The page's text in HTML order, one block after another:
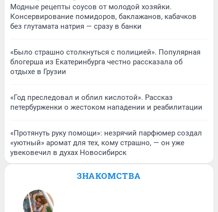
Модные рецепты соусов от молодой хозяйки.
Консервирование помидоров, баклажанов, кабачков
без глутамата натрия — сразу в банки
«Было страшно столкнуться с полицией». Популярная
блогерша из Екатеринбурга честно рассказала об
отдыхе в Грузии
«Год преследовал и облил кислотой». Рассказ
петербурженки о жестоком нападении и реабилитации
«Протянуть руку помощи»: незрячий парфюмер создал
«уютный» аромат для тех, кому страшно, — он уже
увековечил в духах Новосибирск
ЗНАКОМСТВА